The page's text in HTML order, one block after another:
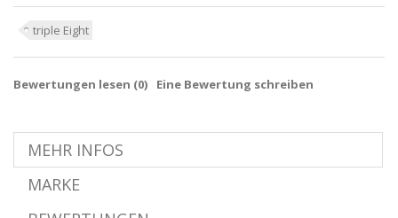
triple Eight
Bewertungen lesen (0) Eine Bewertung schreiben
MEHR INFOS
MARKE